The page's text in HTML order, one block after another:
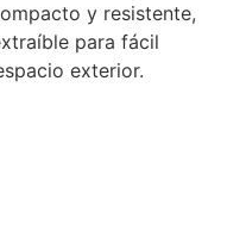
y resistente,
para fácil
exterior.